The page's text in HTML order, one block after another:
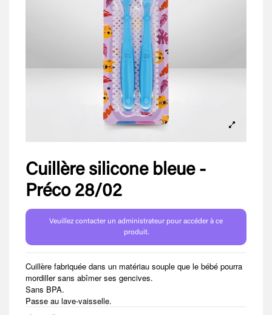
Cuillère silicone bleue -
Préco 28/02
Veuillez contacter un administrateur pour accéder à ce
produit.
Cuillère fabriquée dans un matériau souple que le bébé pourra
mordiller sans abîmer ses gencives.
Sans BPA.
Passe au lave-vaisselle.